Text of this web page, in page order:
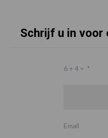
Schrijf u in voor
6 + 4 = *
Email